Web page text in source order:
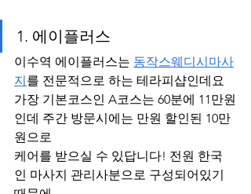
1. 에이플러스
이수역 에이플러스는 동작스웨디시마사
지를 전문적으로 하는 테라피샵인데요
가장 기본코스인 A코스는 60분에 11만원
인데 주간 방문시에는 만원 할인된 10만
원으로
케어를 받으실 수 있답니다! 전원 한국
인 마사지 관리사분으로 구성되어있기